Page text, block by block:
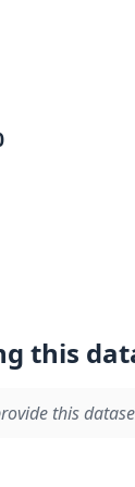
this
this